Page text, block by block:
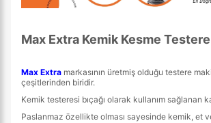
Max Extra Kemik Kesme
Max Extra markasının üretmiş olduğu testere
çeşitlerinden biridir.
Kemik testeresi bıçağı olarak kullanım sağlanan
Paslanmaz özellikte olması sayesinde kemik, et